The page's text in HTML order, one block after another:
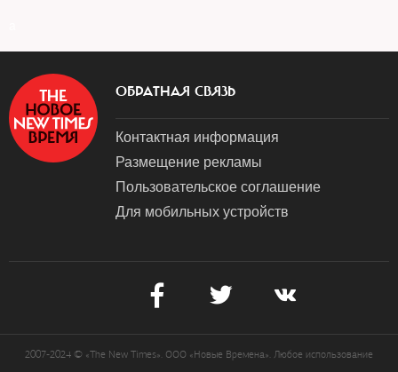
ОБРАТНАЯ СВЯЗЬ
Контактная информация
Размещение рекламы
Пользовательское соглашение
Для мобильных устройств
2007-2024 © «The New Times». ООО «Новые Времена». Любое использование